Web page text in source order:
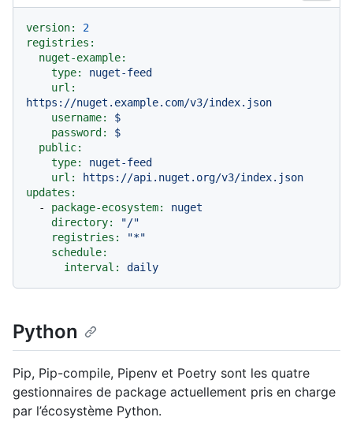
version:
2
registries:
nuget-example:
type:
nuget-feed
url:
https://nuget.example.com/v3/index.json
username:
$
password:
$
public:
type:
nuget-feed
url:
https://api.nuget.org/v3/index.json
updates:
-
package-ecosystem:
nuget
directory:
"/"
registries:
"*"
schedule:
interval:
daily
Python
Pip, Pip-compile, Pipenv et Poetry sont les quatre
gestionnaires de package actuellement pris en charge
par l’écosystème Python.